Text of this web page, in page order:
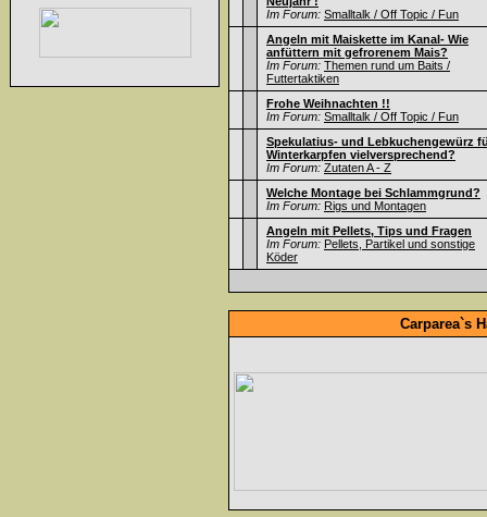
Im Forum: Smalltalk / Off Topic / Fun
Angeln mit Maiskette im Kanal- Wie
anfüttern mit gefrorenem Mais?
Im Forum: Themen rund um Baits /
Futtertaktiken
Frohe Weihnachten !!
Im Forum: Smalltalk / Off Topic / Fun
Spekulatius- und Lebkuchengewürz
Winterkarpfen vielversprechend?
Im Forum: Zutaten A - Z
Welche Montage bei Schlammgrund?
Im Forum: Rigs und Montagen
Angeln mit Pellets, Tips und Fragen
Im Forum: Pellets, Partikel und sonstige
Köder
Carparea`s